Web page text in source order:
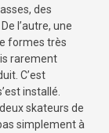
des
l’autre, une
formes très
rarement
C’est
installé.
skateurs de
simplement à